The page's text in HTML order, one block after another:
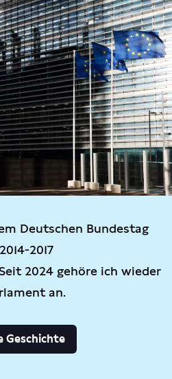
Deutschen Bundestag
2017
2024 gehöre ich wieder
an.
Geschichte